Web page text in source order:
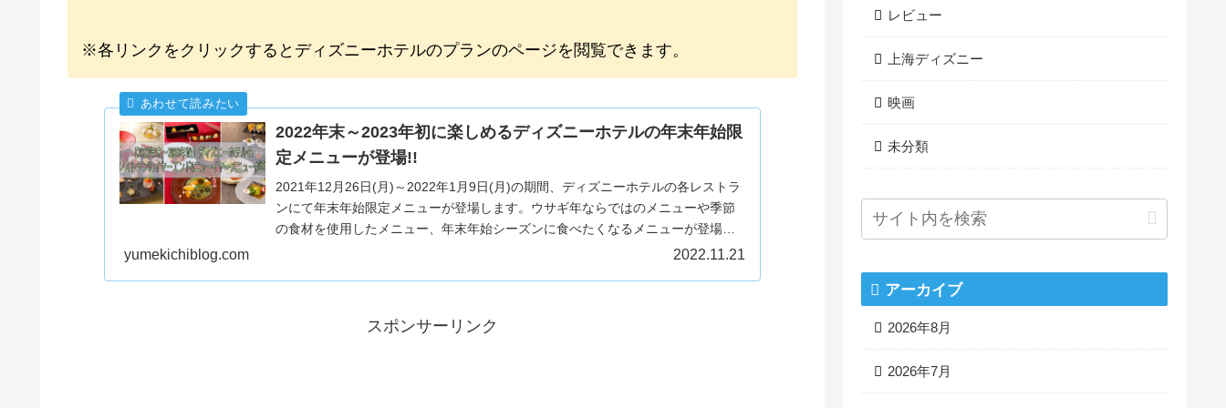
※各リンクをクリックするとディズニーホテルのプランのページを閲覧できます。
2022年末～2023年初に楽しめるディズニーホテルの年末年始限
定メニューが登場!!
2021年12月26日(月)～2022年1月9日(月)の期間、ディズニーホテルの各レストラ
ンにて年末年始限定メニューが登場します。ウサギ年ならではのメニューや季節
の食材を使用したメニュー、年末年始シーズンに食べたくなるメニューが登場し
yumekichiblog.com 2022.11.21
スポンサーリンク
レビュー
上海ディズニー
映画
未分類
アーカイブ
2026年8月
2026年7月